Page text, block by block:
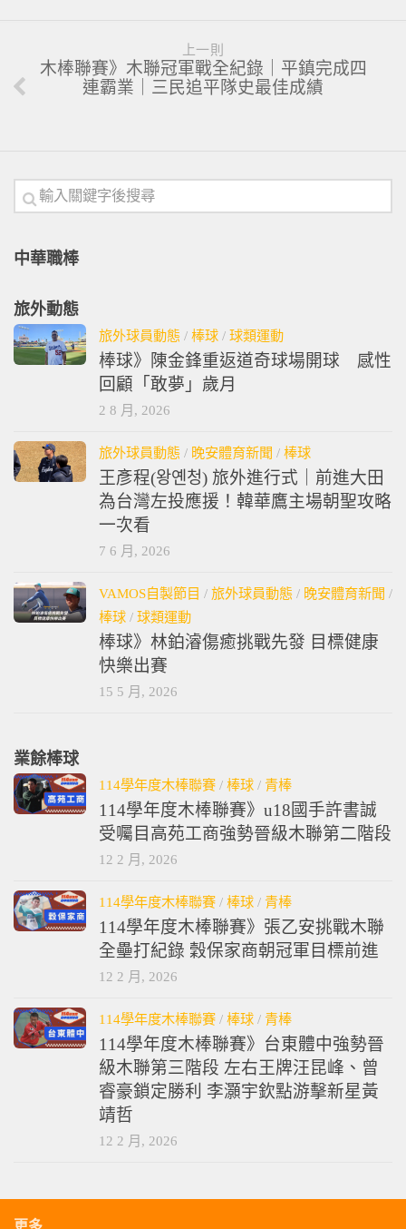
上一則
木棒聯賽》木聯冠軍戰全紀錄｜平鎮完成四
連霸業｜三民追平隊史最佳成績
中華職棒
旅外動態
旅外球員動態 / 棒球 / 球類運動
棒球》陳金鋒重返道奇球場開球 感性
回顧「敢夢」歲月
2 8 月, 2026
旅外球員動態 / 晚安體育新聞 / 棒球
王彥程(왕옌청) 旅外進行式｜前進大田
為台灣左投應援！韓華鷹主場朝聖攻略
一次看
7 6 月, 2026
VAMOS自製節目 / 旅外球員動態 / 晚安體育新聞 /
棒球 / 球類運動
棒球》林鉑濬傷癒挑戰先發 目標健康
快樂出賽
15 5 月, 2026
業餘棒球
114學年度木棒聯賽 / 棒球 / 青棒
114學年度木棒聯賽》u18國手許書誠
受囑目高苑工商強勢晉級木聯第二階段
12 2 月, 2026
114學年度木棒聯賽 / 棒球 / 青棒
114學年度木棒聯賽》張乙安挑戰木聯
全壘打紀錄 穀保家商朝冠軍目標前進
12 2 月, 2026
114學年度木棒聯賽 / 棒球 / 青棒
114學年度木棒聯賽》台東體中強勢晉
級木聯第三階段 左右王牌汪昆峰、曾
睿豪鎖定勝利 李灝宇欽點游擊新星黃
靖哲
12 2 月, 2026
更多